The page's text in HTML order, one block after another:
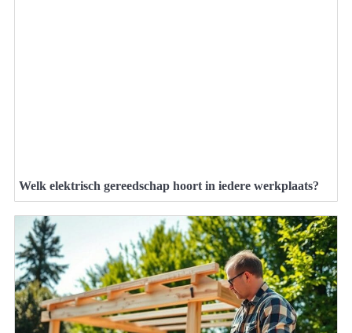
Welk elektrisch gereedschap hoort in iedere werkplaats?